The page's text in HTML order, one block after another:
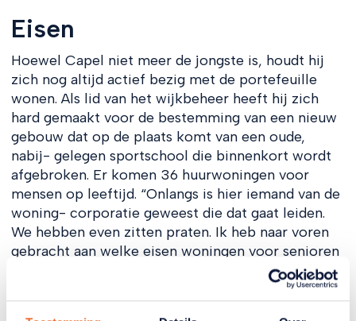
Eisen
Hoewel Capel niet meer de jongste is, houdt hij
zich nog altijd actief bezig met de portefeuille
wonen. Als lid van het wijkbeheer heeft hij zich
hard gemaakt voor de bestemming van een nieuw
gebouw dat op de plaats komt van een oude,
nabij- gelegen sportschool die binnenkort wordt
afgebroken. Er komen 36 huurwoningen voor
mensen op leeftijd. “Onlangs is hier iemand van de
woning- corporatie geweest die dat gaat leiden.
We hebben even zitten praten. Ik heb naar voren
gebracht aan welke eisen woningen voor senioren
Van nul tot 96